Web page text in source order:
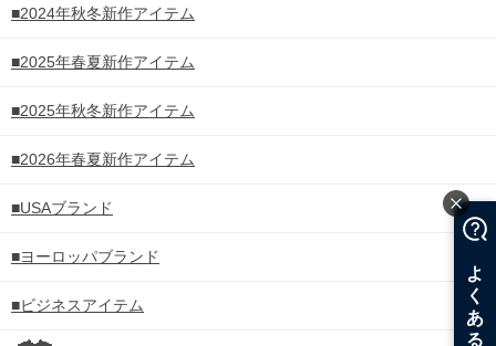
■2024年秋冬新作アイテム
■2025年春夏新作アイテム
■2025年秋冬新作アイテム
■2026年春夏新作アイテム
■USAブランド
■ヨーロッパブランド
■ビジネスアイテム